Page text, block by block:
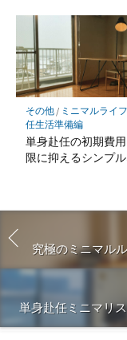
その他/ ミニマルライフ
任生活準備編
単身赴任の初期費
限に抑えるシンプ
究極のミニマル
単身赴任ミニマリ